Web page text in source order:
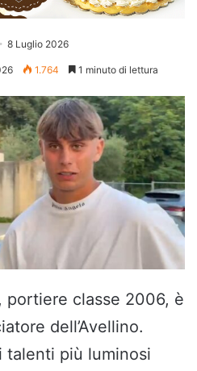
8 Luglio 2026
1.764 1 minuto di lettura
, portiere classe 2006, è
dell’Avellino.
talenti più luminosi